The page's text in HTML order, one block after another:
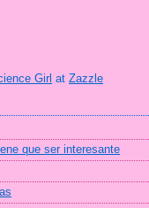
Girl at Zazzle
que ser interesante